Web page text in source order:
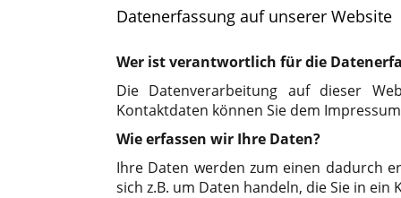
Datenerfassung auf unserer Website
Wer ist verantwortlich für die
Die Datenverarbeitung auf dieser
Kontaktdaten können Sie dem
Wie erfassen wir Ihre Daten?
Ihre Daten werden zum einen dadurch
sich z.B. um Daten handeln, die Sie in